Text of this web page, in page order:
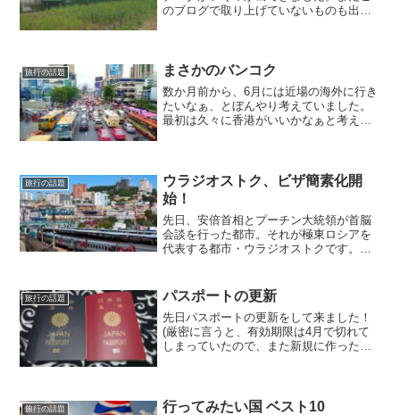
のブログで取り上げていないものも出て
部に入部し、初め...
旅行の話題 まさかのバンコク
数か月前から、6月には近場の海外に行き
たいなぁ、とぼんやり考えていました。
最初は久々に香港がいいかなぁと考えた
いなぁと考え直しました...
旅行の話題
ウラジオストク、ビザ簡素化開
始！
先日、安倍首相とプーチン大統領が首脳
会談を行った都市。それが極東ロシアを
代表する都市・ウラジオストクです。東
いと、数年前から検討していましたが、
やはり面倒なのはビザの...
旅行の話題 パスポートの更新
先日パスポートの更新をして来ました！
(厳密に言うと、有効期限は4月で切れて
しまっていたので、また新規に作ったと
用パスポートが手に...
旅行の話題 行ってみたい国 ベスト10